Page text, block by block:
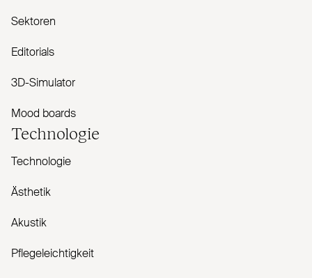
Sektoren
Editorials
3D-Simulator
Mood boards
Technologie
Technologie
Ästhetik
Akustik
Pflegeleichtigkeit